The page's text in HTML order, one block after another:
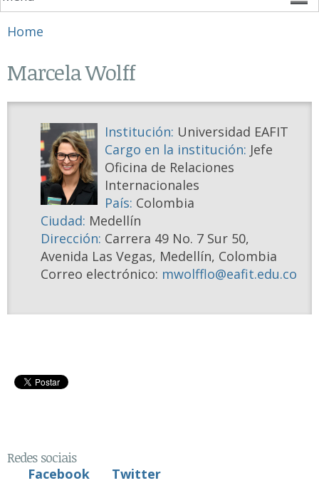
You are here
Home
Marcela Wolff
Institución: Universidad EAFIT
Cargo en la institución: Jefe
Oficina de Relaciones
Internacionales
País: Colombia
Ciudad: Medellín
Dirección: Carrera 49 No. 7 Sur 50,
Avenida Las Vegas, Medellín, Colombia
Correo electrónico: mwolfflo@eafit.edu.co
Redes sociais
Facebook
Twitter